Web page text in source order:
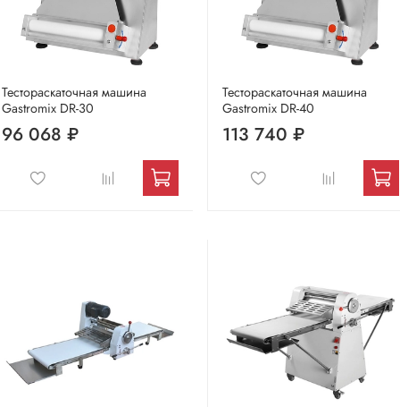
Тестораскаточная машина
Gastromix DR-30
96 068 ₽
Тестораскаточная машина
Gastromix DR-40
113 740 ₽